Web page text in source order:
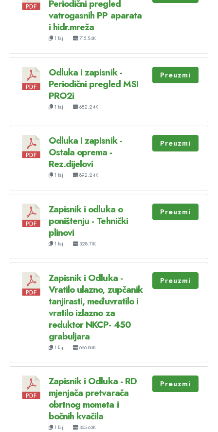
Periodični pregled
vatrogasnih PP aparata
i hidr.mreža
1 fajl 715.54K
Odluka i zapisnik -
Periodični pregled MSI
PRO2i
1 fajl 652.24K
Preuzmi
Odluka i zapisnik -
Ostala oprema -
Rez.dijelovi
1 fajl 892.24K
Preuzmi
Zapisnik i odluka o
poništenju - Tehnički
plinovi
1 fajl 328.11K
Preuzmi
Zapisnik i Odluka -
Vratilo ulazno, zupčanik
tanjirasti, međuvratilo i
vratilo izlazno za
reduktor NKCP- 450
grabuljara
1 fajl 696.88K
Preuzmi
Zapisnik i Odluka - RD
mjenjača pretvarača
obrtnog mometa i
bočnih kvačila
1 fajl 365.63K
Preuzmi